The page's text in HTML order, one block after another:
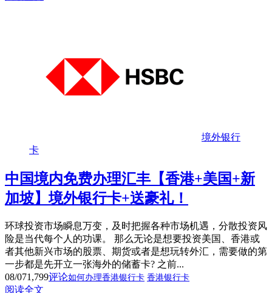
境外银行
卡
中国境内免费办理汇丰【香港+美国+新
加坡】境外银行卡+送豪礼！
环球投资市场瞬息万变，及时把握各种市场机遇，分散投资风
险是当代每个人的功课。 那么无论是想要投资美国、香港或
者其他新兴市场的股票、期货或者是想玩转外汇，需要做的第
一步都是先开立一张海外的储蓄卡? 之前...
08/071,799评论如何办理香港银行卡 香港银行卡
阅读全文